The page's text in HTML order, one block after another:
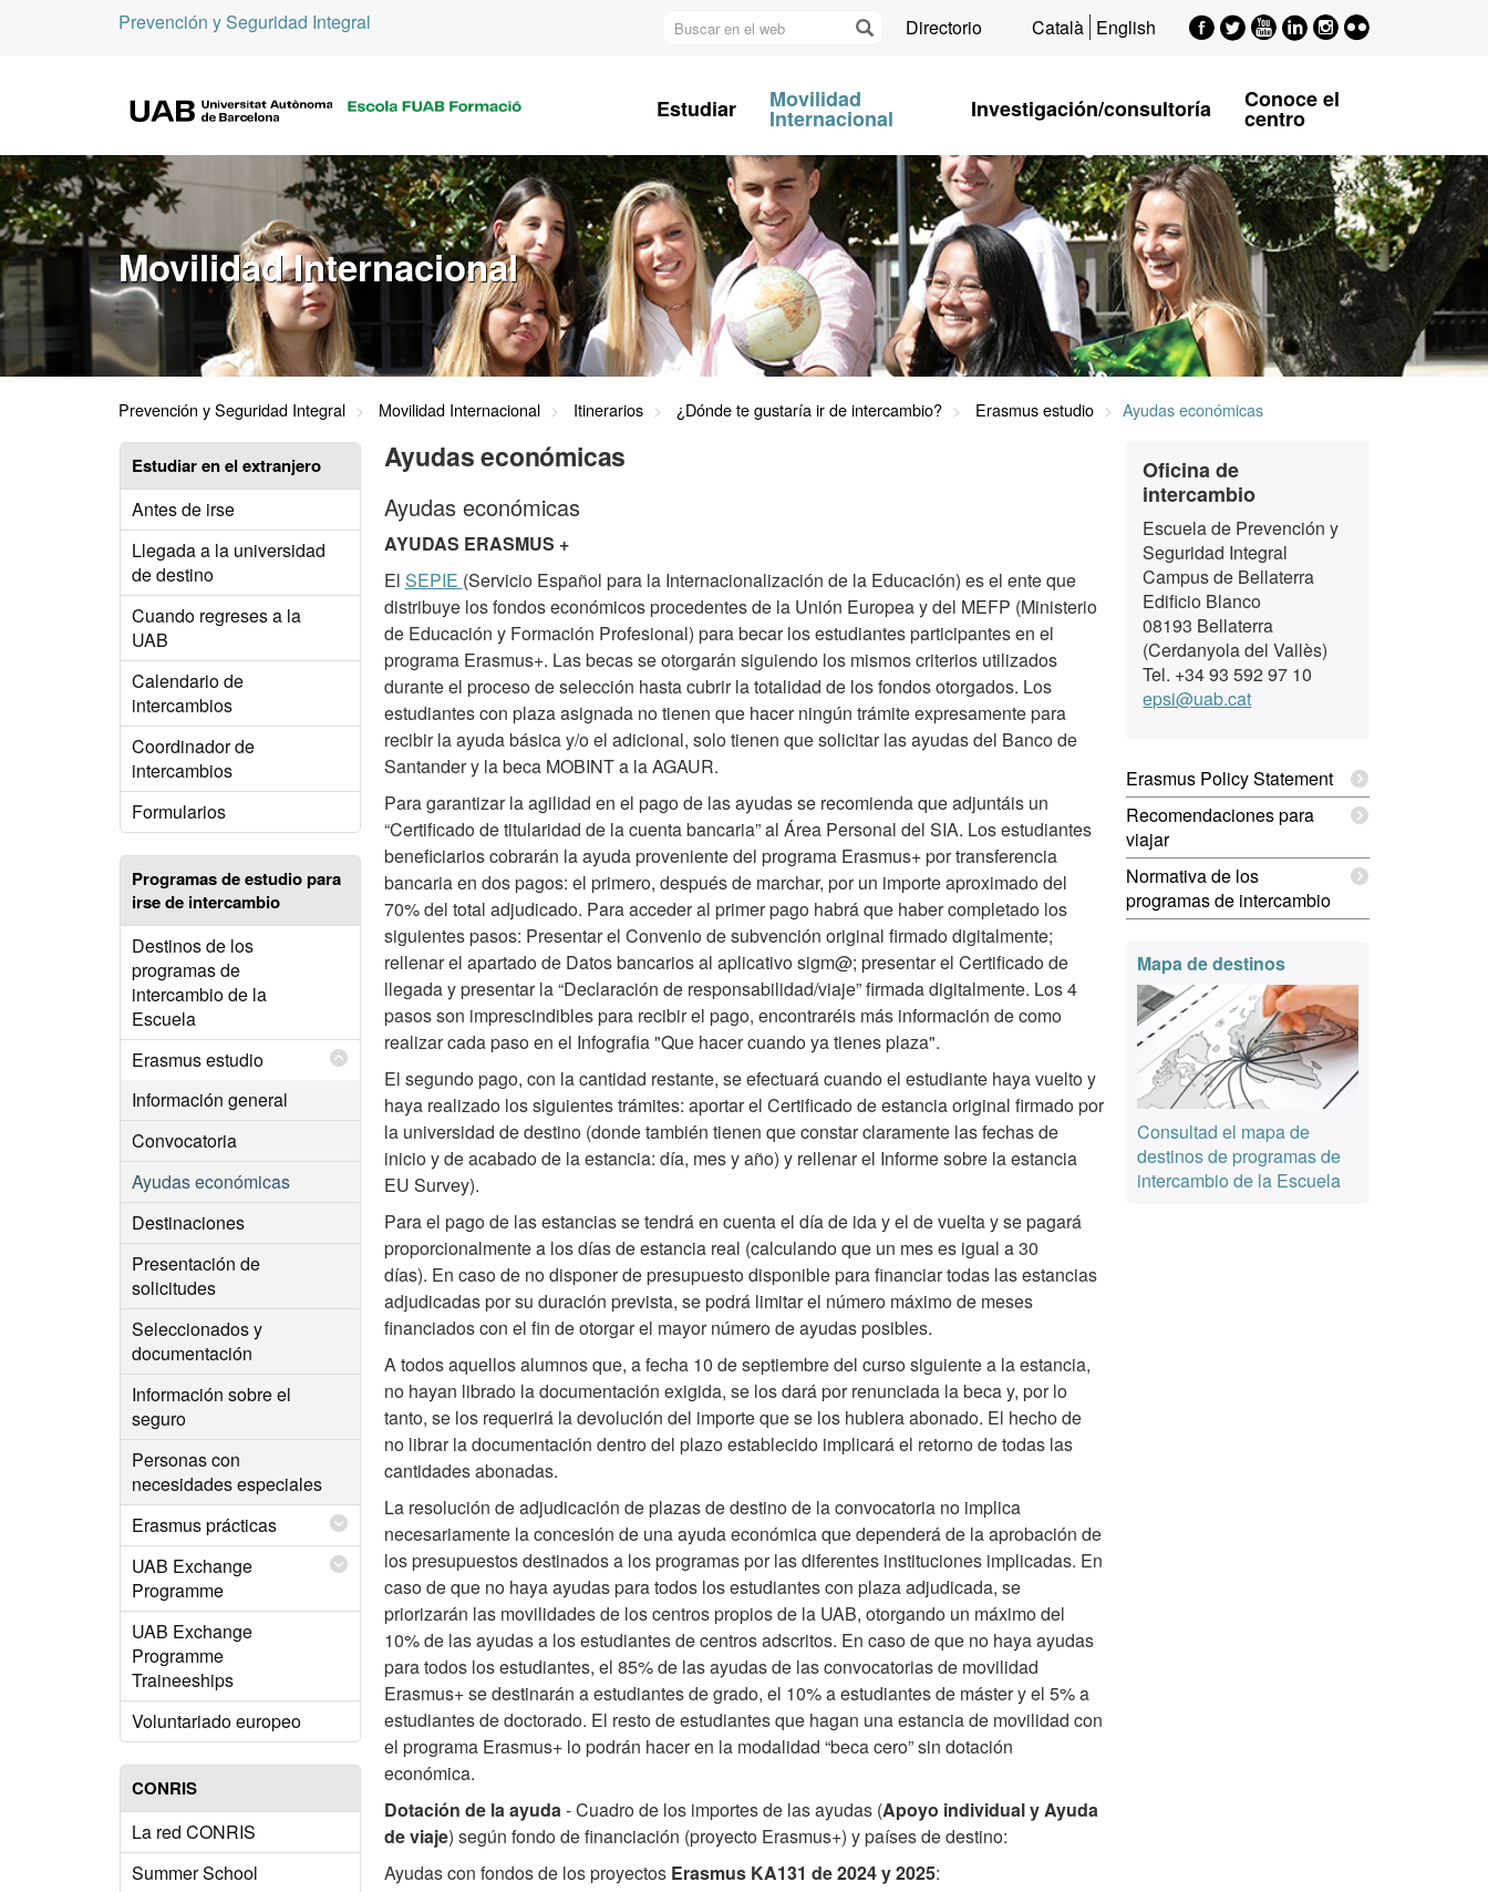
Prevención y Seguridad Integral
Buscar
Directorio Català English Facebook
EPSI
Twitter
EPSI
Youtube
EPSI
LinkedIn
EPSI
Instagram
EPSI
Flickr
B
Estudiar Movilidad
Internacional Investigación/consultoría Conoce el
centro
Movilidad Internacional
Prevención y Seguridad Integral Movilidad Internacional Itinerarios ¿Dónde te gustaría ir de intercambio? Erasmus estudio Ayudas económicas
Estudiar en el extranjero
Antes de irse
Llegada a la universidad
de destino
Cuando regreses a la
UAB
Calendario de
intercambios
Coordinador de
intercambios
Formularios
Programas de estudio para
irse de intercambio
Destinos de los
programas de
intercambio de la
Escuela
Erasmus estudio
Información general
Convocatoria
Ayudas económicas
Destinaciones
Presentación de
solicitudes
Seleccionados y
documentación
Información sobre el
seguro
Personas con
necesidades especiales
Erasmus prácticas
UAB Exchange
Programme
UAB Exchange
Programme
Traineeships
Voluntariado europeo
CONRIS
La red CONRIS
Summer School
Ayudas económicas
Ayudas económicas
AYUDAS ERASMUS +
El SEPIE (Servicio Español para la Internacionalización de la Educación) es el ente que
distribuye los fondos económicos procedentes de la Unión Europea y del MEFP (Ministerio
de Educación y Formación Profesional) para becar los estudiantes participantes en el
programa Erasmus+. Las becas se otorgarán siguiendo los mismos criterios utilizados
durante el proceso de selección hasta cubrir la totalidad de los fondos otorgados. Los
estudiantes con plaza asignada no tienen que hacer ningún trámite expresamente para
recibir la ayuda básica y/o el adicional, solo tienen que solicitar las ayudas del Banco de
Santander y la beca MOBINT a la AGAUR.
Para garantizar la agilidad en el pago de las ayudas se recomienda que adjuntáis un
“Certificado de titularidad de la cuenta bancaria” al Área Personal del SIA. Los estudiantes
beneficiarios cobrarán la ayuda proveniente del programa Erasmus+ por transferencia
bancaria en dos pagos: el primero, después de marchar, por un importe aproximado del
70% del total adjudicado. Para acceder al primer pago habrá que haber completado los
siguientes pasos: Presentar el Convenio de subvención original firmado digitalmente;
rellenar el apartado de Datos bancarios al aplicativo sigm@; presentar el Certificado de
llegada y presentar la “Declaración de responsabilidad/viaje” firmada digitalmente. Los 4
pasos son imprescindibles para recibir el pago, encontraréis más información de como
realizar cada paso en el Infografia "Que hacer cuando ya tienes plaza".
El segundo pago, con la cantidad restante, se efectuará cuando el estudiante haya vuelto y
haya realizado los siguientes trámites: aportar el Certificado de estancia original firmado por
la universidad de destino (donde también tienen que constar claramente las fechas de
inicio y de acabado de la estancia: día, mes y año) y rellenar el Informe sobre la estancia
EU Survey).
Para el pago de las estancias se tendrá en cuenta el día de ida y el de vuelta y se pagará
proporcionalmente a los días de estancia real (calculando que un mes es igual a 30
días). En caso de no disponer de presupuesto disponible para financiar todas las estancias
adjudicadas por su duración prevista, se podrá limitar el número máximo de meses
financiados con el fin de otorgar el mayor número de ayudas posibles.
A todos aquellos alumnos que, a fecha 10 de septiembre del curso siguiente a la estancia,
no hayan librado la documentación exigida, se los dará por renunciada la beca y, por lo
tanto, se los requerirá la devolución del importe que se los hubiera abonado. El hecho de
no librar la documentación dentro del plazo establecido implicará el retorno de todas las
cantidades abonadas.
La resolución de adjudicación de plazas de destino de la convocatoria no implica
necesariamente la concesión de una ayuda económica que dependerá de la aprobación de
los presupuestos destinados a los programas por las diferentes instituciones implicadas. En
caso de que no haya ayudas para todos los estudiantes con plaza adjudicada, se
priorizarán las movilidades de los centros propios de la UAB, otorgando un máximo del
10% de las ayudas a los estudiantes de centros adscritos. En caso de que no haya ayudas
para todos los estudiantes, el 85% de las ayudas de las convocatorias de movilidad
Erasmus+ se destinarán a estudiantes de grado, el 10% a estudiantes de máster y el 5% a
estudiantes de doctorado. El resto de estudiantes que hagan una estancia de movilidad con
el programa Erasmus+ lo podrán hacer en la modalidad “beca cero” sin dotación
económica.
Dotación de la ayuda- Cuadro de los importes de las ayudas (Apoyo individual y Ayuda
de viaje) según fondo de financiación (proyecto Erasmus+) y países de destino:
Ayudas con fondos de los proyectos Erasmus KA131 de 2024 y 2025:
Información
complementaria
Contacto
Oficina de
intercambio
Escuela de Prevención y
Seguridad Integral
Campus de Bellaterra
Edificio Blanco
08193 Bellaterra
(Cerdanyola del Vallès)
Tel. +34 93 592 97 10
epsi@uab.cat
Erasmus Policy Statement
Recomendaciones para
viajar
Normativa de los
programas de intercambio
Mapa de destinos
Consultad el mapa de
destinos de programas de
intercambio de la Escuela